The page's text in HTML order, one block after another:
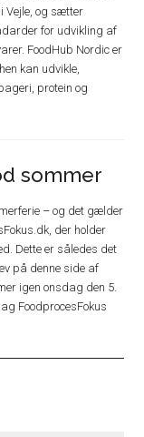
Vejle, og sætter
for udvikling af
FoodHub Nordic er
kan udvikle,
protein og
sommer
– og det gælder
der holder
Dette er således det
på denne side af
igen onsdag den 5.
FoodprocesFokus